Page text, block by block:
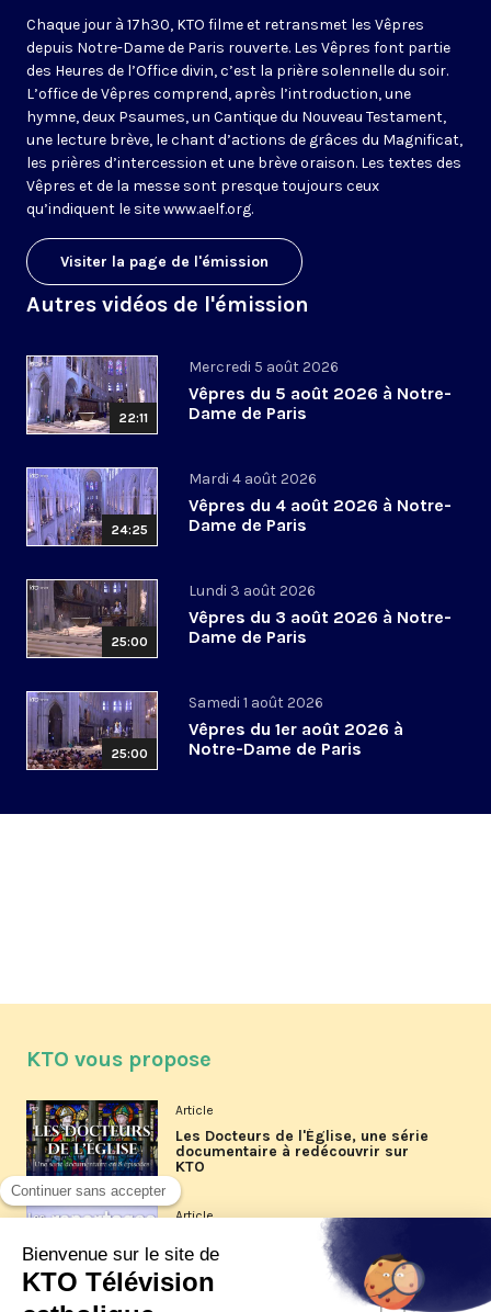
Chaque jour à 17h30, KTO filme et retransmet les Vêpres
depuis Notre-Dame de Paris rouverte. Les Vêpres font partie
des Heures de l’Office divin, c’est la prière solennelle du soir.
L’office de Vêpres comprend, après l’introduction, une
hymne, deux Psaumes, un Cantique du Nouveau Testament,
une lecture brève, le chant d’actions de grâces du Magnificat,
les prières d’intercession et une brève oraison. Les textes des
Vêpres et de la messe sont presque toujours ceux
qu’indiquent le sitewww.aelf.org.
Visiter la page de l'émission
Autres vidéos de l'émission
22:11
Mercredi 5 août 2026
Vêpres du 5 août 2026 à Notre-
Dame de Paris
24:25
Mardi 4 août 2026
Vêpres du 4 août 2026 à Notre-
Dame de Paris
25:00
Lundi 3 août 2026
Vêpres du 3 août 2026 à Notre-
Dame de Paris
25:00
Samedi 1 août 2026
Vêpres du 1er août 2026 à
Notre-Dame de Paris
KTO vous propose
Article
Les Docteurs de l'Église, une série
documentaire à redécouvrir sur
KTO
Article
Les reportages d'été 2026 de KTO